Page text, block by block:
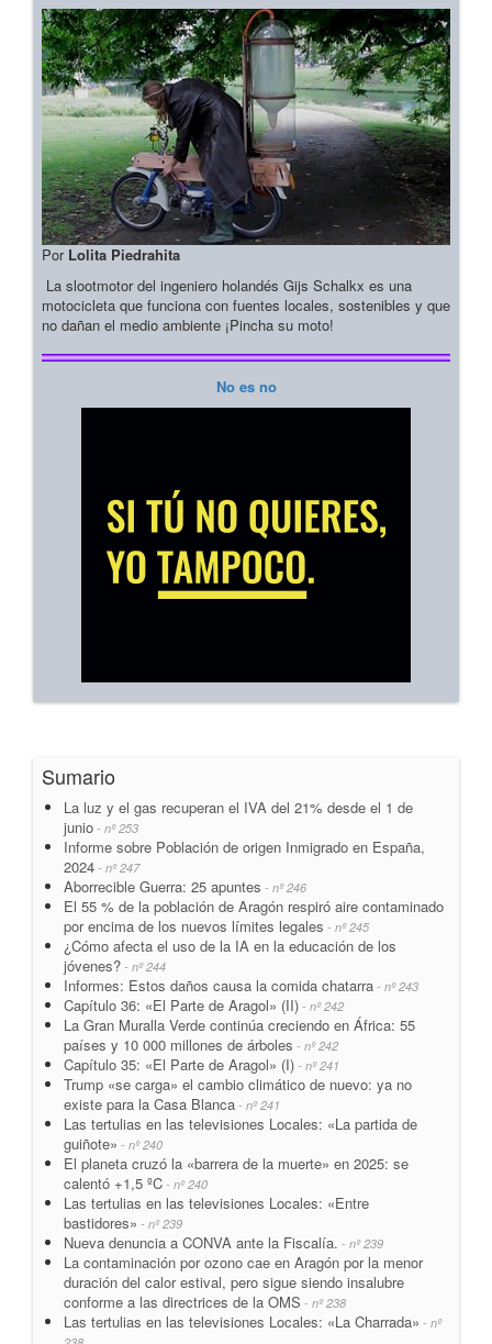
Por Lolita Piedrahita
La slootmotor del ingeniero holandés Gijs Schalkx es una
motocicleta que funciona con fuentes locales, sostenibles y que
no dañan el medio ambiente ¡Pincha su moto!
No es no
Sumario
La luz y el gas recuperan el IVA del 21% desde el 1 de
junio - nº 253
Informe sobre Población de origen Inmigrado en España,
2024 - nº 247
Aborrecible Guerra: 25 apuntes - nº 246
El 55 % de la población de Aragón respiró aire contaminado
por encima de los nuevos límites legales - nº 245
¿Cómo afecta el uso de la IA en la educación de los
jóvenes? - nº 244
Informes: Estos daños causa la comida chatarra - nº 243
Capítulo 36: «El Parte de Aragol» (II) - nº 242
La Gran Muralla Verde continúa creciendo en África: 55
países y 10 000 millones de árboles - nº 242
Capítulo 35: «El Parte de Aragol» (I) - nº 241
Trump «se carga» el cambio climático de nuevo: ya no
existe para la Casa Blanca - nº 241
Las tertulias en las televisiones Locales: «La partida de
guiñote» - nº 240
El planeta cruzó la «barrera de la muerte» en 2025: se
calentó +1,5 ºC - nº 240
Las tertulias en las televisiones Locales: «Entre
bastidores» - nº 239
Nueva denuncia a CONVA ante la Fiscalía. - nº 239
La contaminación por ozono cae en Aragón por la menor
duración del calor estival, pero sigue siendo insalubre
conforme a las directrices de la OMS - nº 238
Las tertulias en las televisiones Locales: «La Charrada» - nº